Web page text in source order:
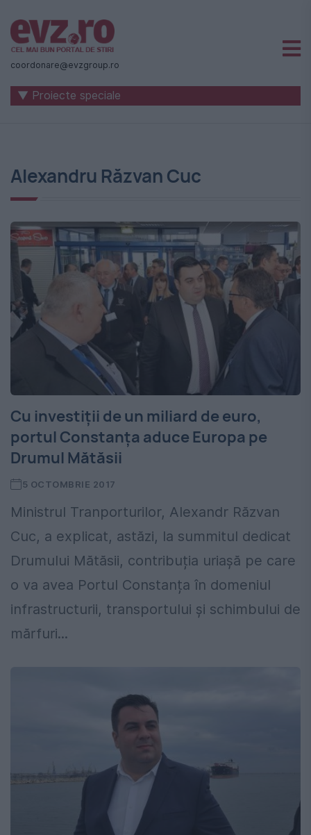
Știri
naționale
internaționale
-
Evenimentul
Zilei
coordonare@evzgroup.ro
▼ Proiecte speciale
Alexandru Răzvan Cuc
Cu investiții de un miliard de euro,
portul Constanța aduce Europa pe
Drumul Mătăsii
5 OCTOMBRIE 2017
Ministrul Tranporturilor, Alexandr Răzvan
Cuc, a explicat, astăzi, la summitul dedicat
Drumului Mătăsii, contribuția uriașă pe care
o va avea Portul Constanța în domeniul
infrastructurii, transportului și schimbului de
mărfuri...